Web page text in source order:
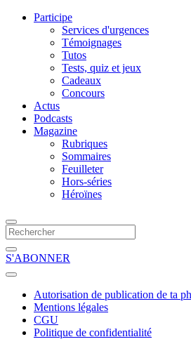
Participe
Services d'urgences
Témoignages
Tutos
Tests, quiz et jeux
Cadeaux
Concours
Actus
Podcasts
Magazine
Rubriques
Sommaires
Feuilleter
Hors-séries
Héroïnes
S'ABONNER
Autorisation de publication de ta
Mentions légales
CGU
Politique de confidentialité